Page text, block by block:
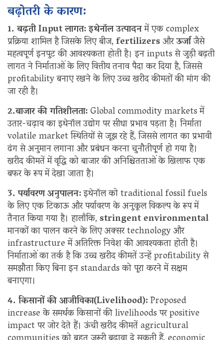
बढ़ोतरी के कारण:
1. बढ़ती Input लागत:इथेनॉल उत्पादनमें एक complex
प्रक्रिया शामिल है जिसके लिए बीज,fertilizersऔरऊर्जाजैसे
महत्वपूर्ण इनपुट की आवश्यकता होती है। इन inputs से जुड़ी बढ़ती
लागत ने निर्माताओं के लिए वित्तीय तनाव पैदा कर दिया है, जिससे
profitability बनाए रखने के लिए उच्च खरीद कीमतों की मांग की
जा रही है।
2.बाजार की गतिशीलता:Global commodity markets में
उतार-चढ़ाव का इथेनॉल उद्योग पर सीधा प्रभाव पड़ता है। निर्माता
volatile market स्थितियों से जूझ रहे हैं, जिससे लागत का प्रभावी
ढंग से अनुमान लगाना और प्रबंधन करना चुनौतीपूर्ण हो गया है।
खरीद कीमतें में वृद्धि को बाजार की अनिश्चितताओं के खिलाफ एक
बफर के रूप में देखा जाता है।
3. पर्यावरण अनुपालन:इथेनॉल को traditional fossil fuels
के लिए एक टिकाऊ और पर्यावरण के अनुकूल विकल्प के रूप में
तैनात किया गया है। हालाँकि,stringent environmental
मानकों का पालन करने के लिए अक्सर technology और
infrastructure में अतिरिक्त निवेश की आवश्यकता होती है।
निर्माताओं का तर्क है कि उच्च खरीद कीमतें उन्हें profitability से
समझौता किए बिना इन standards को पूरा करने में सक्षम
बनाएगा।
4. किसानों की आजीविका(Livelihood):Proposed
increase के समर्थक किसानों की livelihoods पर positive
impact पर जोर देते हैं। ऊंची खरीद कीमतें agricultural